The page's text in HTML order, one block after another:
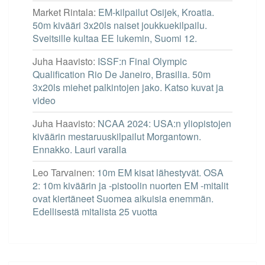
Market Rintala: EM-kilpailut Osijek, Kroatia.
50m kivääri 3x20ls naiset joukkuekilpailu.
Sveitsille kultaa EE lukemin, Suomi 12.
Juha Haavisto: ISSF:n Final Olympic
Qualification Rio De Janeiro, Brasilia. 50m
3x20ls miehet palkintojen jako. Katso kuvat ja
video
Juha Haavisto: NCAA 2024: USA:n yliopistojen
kiväärin mestaruuskilpailut Morgantown.
Ennakko. Lauri varalla
Leo Tarvainen: 10m EM kisat lähestyvät. OSA
2: 10m kiväärin ja -pistoolin nuorten EM -mitalit
ovat kiertäneet Suomea aikuisia enemmän.
Edellisestä mitalista 25 vuotta